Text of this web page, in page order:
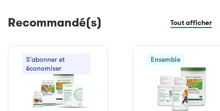
Recommandé(s) Tout afficher
S'abonner et
économiser
Ensemble